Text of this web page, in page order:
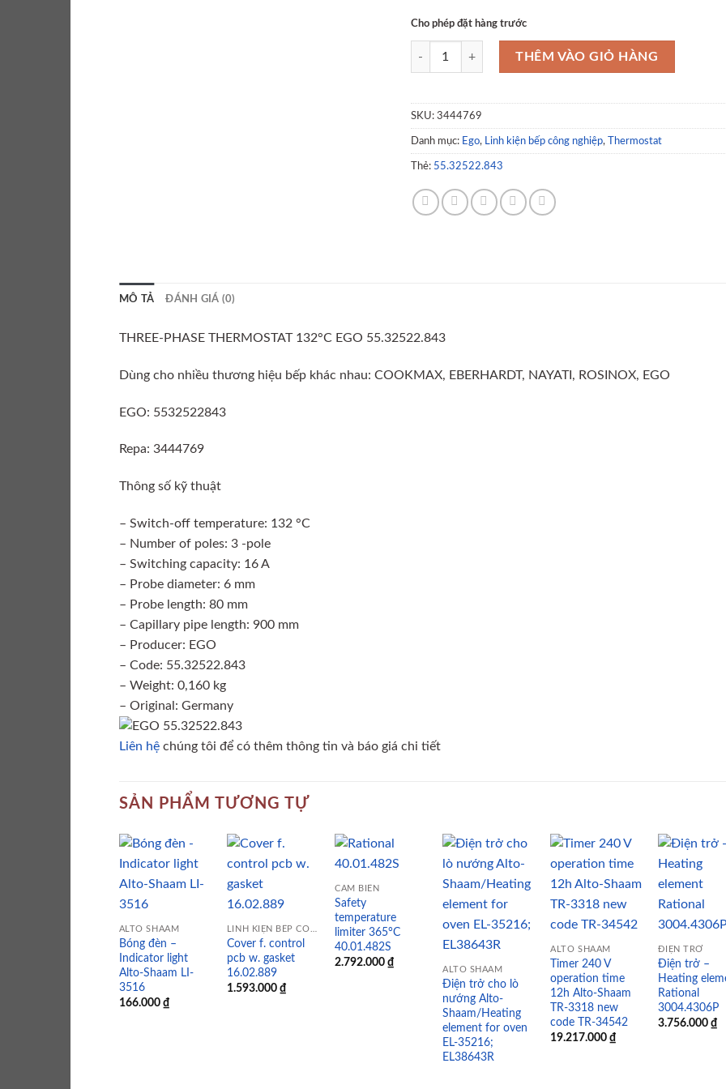
Cho phép đặt hàng trước
THREE-PHASE THERMOSTAT 132°C EGO 55.32522.843 số
THÊM VÀO GIỎ HÀNG
SKU: 3444769
Danh mục: Ego, Linh kiện bếp công nghiệp, Thermostat
Thẻ: 55.32522.843
MÔ TẢ ĐÁNH GIÁ (0)
THREE-PHASE THERMOSTAT 132°C EGO 55.32522.843
Dùng cho nhiều thương hiệu bếp khác nhau: COOKMAX, EBERHARDT, NAYATI, ROSINOX, EGO
EGO: 5532522843
Repa: 3444769
Thông số kỹ thuật
– Switch-off temperature: 132 °C
– Number of poles: 3 -pole
– Switching capacity: 16 A
– Probe diameter: 6 mm
– Probe length: 80 mm
– Capillary pipe length: 900 mm
– Producer: EGO
– Code: 55.32522.843
– Weight: 0,160 kg
– Original: Germany
Liên hệ chúng tôi để có thêm thông tin và báo giá chi tiết
SẢN PHẨM TƯƠNG TỰ
ALTO SHAAM
Bóng đèn –
Indicator light
Alto-Shaam LI-
3516
166.000 ₫
Add to
Cover f. control
pcb w. gasket
16.02.889
1.593.000 ₫
wishlist
CẢM BIẾN
Safety
temperature
limiter 365°C
40.01.482S
2.792.000₫
Add to
wishlist
ALTO SHAAM
Điện trở cho lò
nướng Alto-
Shaam/Heating
element for oven
EL-35216;
EL38643R
Add to
wishlist
ALTO SHAAM
Timer 240 V
operation time
12h Alto-Shaam
TR-3318 new
code TR-34542
19.217.000₫
ĐIỆN TRỞ
Điện trở –
Heating
Rational
3004.4306P
3.756.000₫